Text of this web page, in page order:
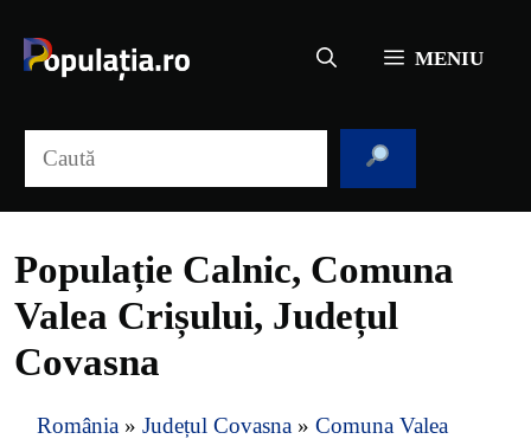
conținut
MENIU
Populație Calnic, Comuna
Valea Crișului, Județul
Covasna
România » Județul Covasna » Comuna Valea